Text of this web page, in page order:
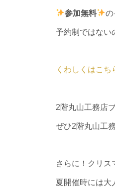
参加無料 の
予約制ではない
くわしくはこち
2階丸山工務店
ぜひ2階丸山工
さらに！クリス
夏開催時には大